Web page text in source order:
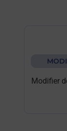
Modifier